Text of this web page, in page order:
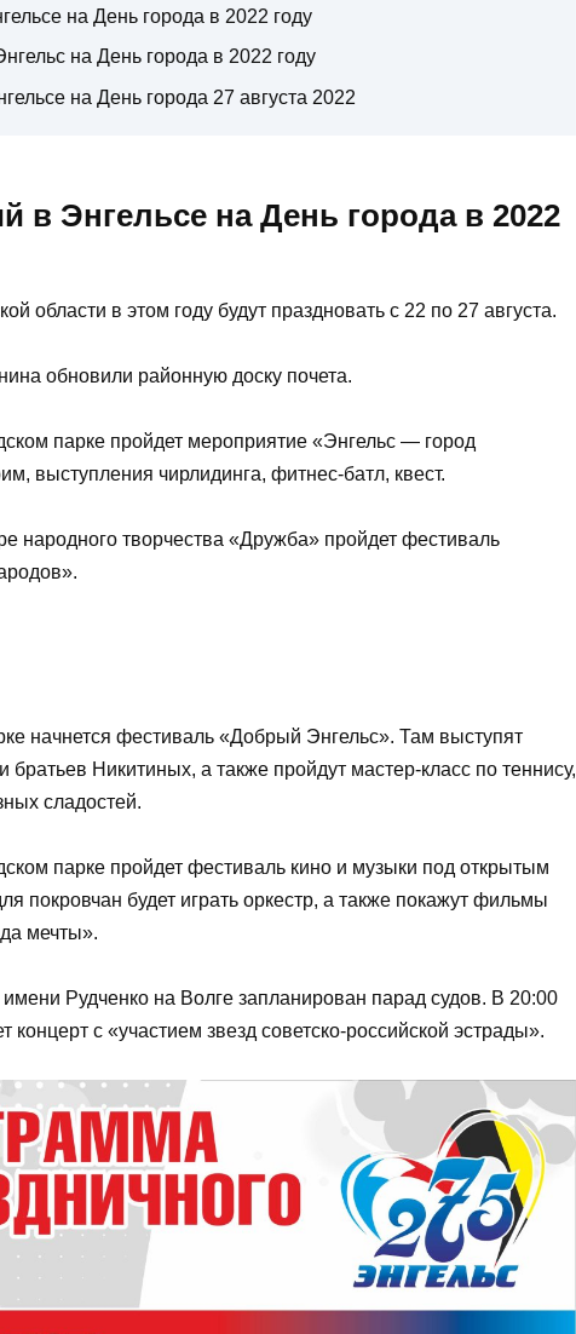
на День города в 2022 году
на День города в 2022 году
на День города 27 августа 2022
в Энгельсе на День города в 2022
области в этом году будут праздновать с 22 по 27 августа.
обновили районную доску почета.
парке пройдет мероприятие «Энгельс — город
выступления чирлидинга, фитнес-батл, квест.
народного творчества «Дружба» пройдет фестиваль
начнется фестиваль «Добрый Энгельс». Там выступят
братьев Никитиных, а также пройдут мастер-класс по теннису,
сладостей.
парке пройдет фестиваль кино и музыки под открытым
покровчан будет играть оркестр, а также покажут фильмы
мечты».
Рудченко на Волге запланирован парад судов. В 20:00
с «участием звезд советско-российской эстрады».